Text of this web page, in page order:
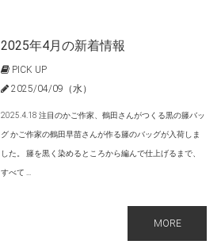
2025年4月の新着情報
PICK UP
2025/04/09（水）
2025.4.18 注目のかご作家、鶴田さんがつくる黒の籐バッ
グ かご作家の鶴田早苗さんが作る籐のバッグが入荷しま
した。 籐を黒く染めるところから編んで仕上げるまで、
すべて ...
MORE